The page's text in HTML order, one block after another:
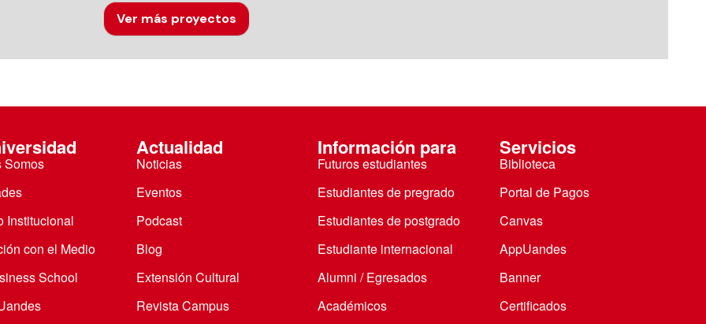
Ver más proyectos
Somos
Institucional
con el Medio
School
Actualidad
Noticias
Eventos
Podcast
Blog
Extensión Cultural
Revista Campus
Información para
Futuros estudiantes
Estudiantes de pregrado
Estudiantes de postgrado
Estudiante internacional
Alumni / Egresados
Académicos
Servicios
Biblioteca
Portal de Pagos
Canvas
AppUandes
Banner
Certificados